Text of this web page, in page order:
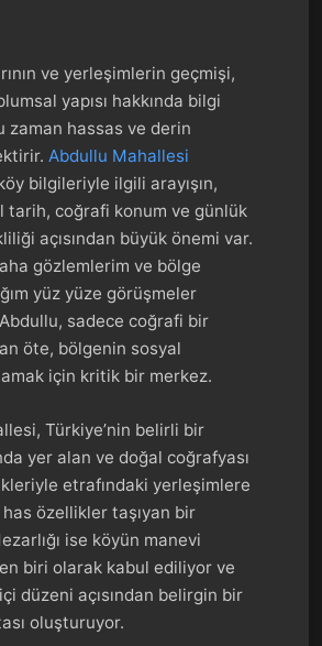
ve yerleşimlerin geçmişi,
yapısı hakkında bilgi
zaman hassas ve derin
Abdullu Mahallesi
bilgileriyle ilgili arayışın,
tarih, coğrafi konum ve günlük
açısından büyük önemi var.
gözlemlerim ve bölge
yüz yüze görüşmeler
sadece coğrafi bir
öte, bölgenin sosyal
için kritik bir merkez.
Türkiye’nin belirli bir
yer alan ve doğal coğrafyası
etrafındaki yerleşimlere
özellikler taşıyan bir
ise köyün manevi
biri olarak kabul ediliyor ve
düzeni açısından belirgin bir
oluşturuyor.